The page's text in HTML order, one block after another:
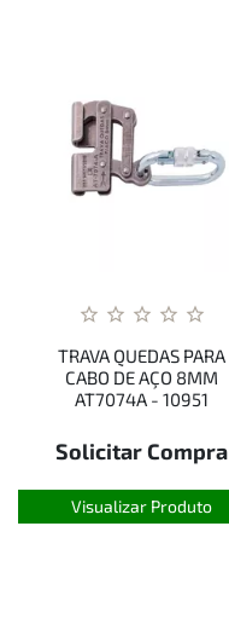
TRAVA QUEDAS PARA
CABO DE AÇO 8MM
AT7074A - 10951
Solicitar Compra
Visualizar Produto